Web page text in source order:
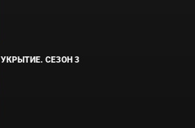
УКРЫТИЕ. СЕЗОН 3